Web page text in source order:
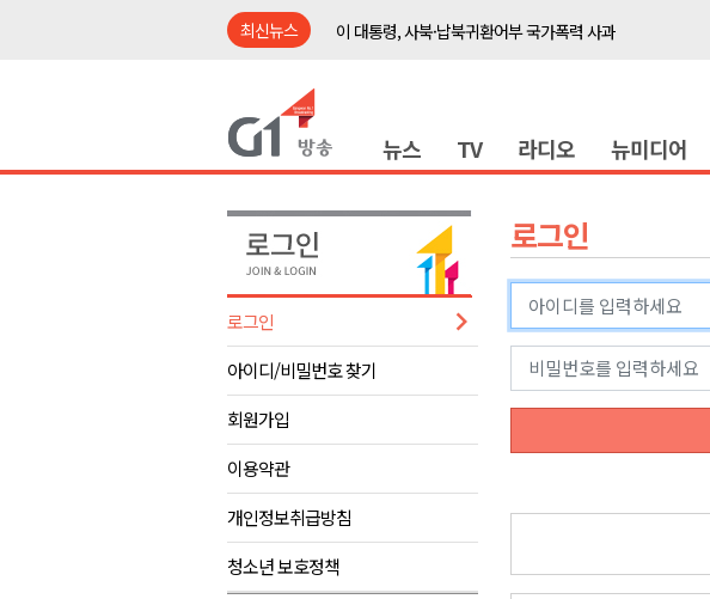
최신뉴스
이 대통령, 사북·납북귀환어부 국가폭력 사과
이광재 국회 예결위원장, 강릉시 초청 특별 강연
육동한 시장, 국제스케이트장 춘천 유치 건의
영월군, 국·도비 확보 보고회 개최
삼척 공공산후조리원 이전 시급
강원자치도교육청 교감급 이상 387명 인사
도-시군 첫 간담회..우상호 "하나된 공동체"
이 대통령, 사북·납북귀환어부 국가폭력 사과
여름축제 더위와 전쟁..물놀이 접목
강원도, 최휘영 문체부장관과 정책간담회
이광재 국회 예결위원장, 강릉시 초청 특별 강연
검찰청 폐지..해결 과제 산적
뉴스 TV 라디오 뉴미디어
로그인
아이디/비밀번호 찾기
회원가입
이용약관
개인정보취급방침
청소년 보호정책
로그인